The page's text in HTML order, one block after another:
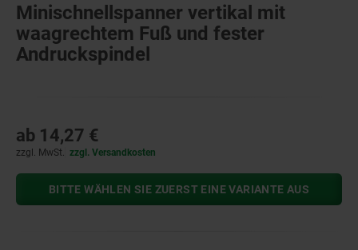
Minischnellspanner vertikal mit
waagrechtem Fuß und fester
Andruckspindel
ab 14,27 €
zzgl. MwSt. zzgl. Versandkosten
BITTE WÄHLEN SIE ZUERST EINE VARIANTE AUS